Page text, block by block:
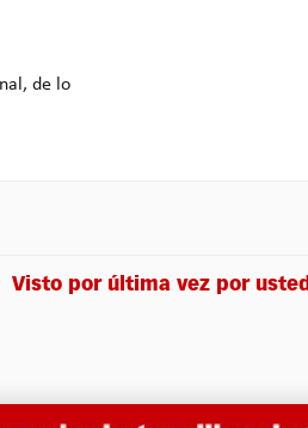
de lo
Visto por última vez por usted